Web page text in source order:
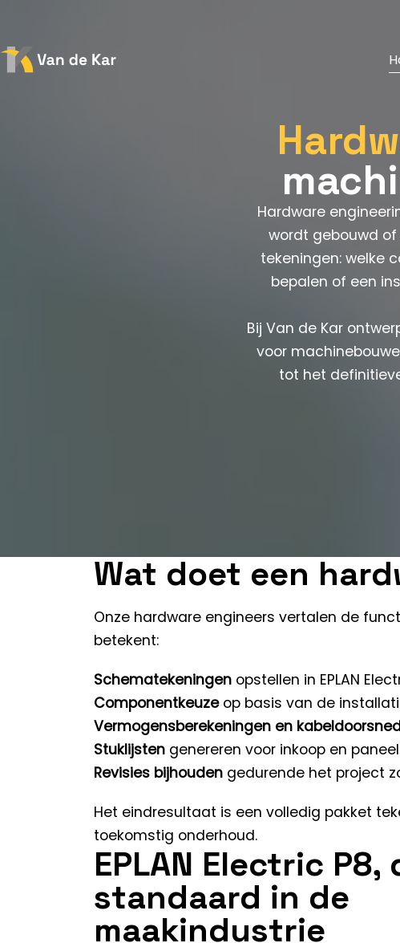
Hardware
wordt gebouwd
tekeningen: welke
bepalen of een
Bij Van de Kar
voor
tot het
Wat doet een
Onze hardware engineers vertalen de
betekent:
Schematekeningen opstellen in EPLAN
Componentkeuzeop basis van de
Vermogensberekeningen en
Stuklijsten genereren voor inkoop en
Revisies bijhouden gedurende het project
Het eindresultaat is een volledig pakket
toekomstig onderhoud.
EPLAN Electric P8,
standaard in de
maakindustrie